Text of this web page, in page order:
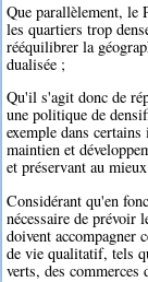
Que parallèlement, le
les quartiers trop
rééquilibrer la
dualisée ;
Qu'il s'agit donc de
une politique de
exemple dans
maintien et
et préservant au
Considérant qu'en
nécessaire de prévoir
doivent accompagner
de vie qualitatif, tels
verts, des